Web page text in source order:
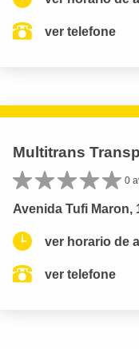
ver telefone
Multitrans
0
Avenida Tufi Maron,
ver horario de
ver telefone